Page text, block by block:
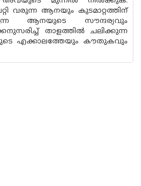
വരുന്ന ആനയും കുടമാറ്റത്തിന്
ആനയുടെ സൗന്ദര്യവും
താളത്തിൽ ചലിക്കുന്ന
എക്കാലത്തേയും കൗതുകവും